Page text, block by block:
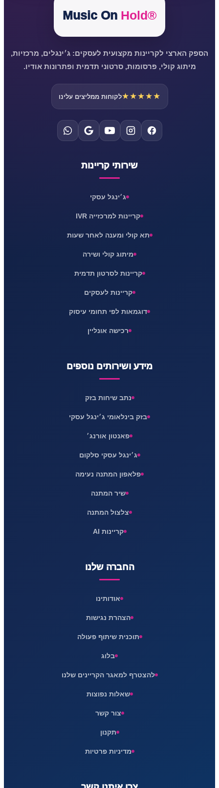
Music On Hold®
הספק הארצי לקריינות מקצועית לעסקים: ג׳ינגלים, מרכזיות,
מיתוג קולי, פרסומות, סרטוני תדמית ופתרונות אודיו.
★★★★★לקוחות ממליצים עלינו
שירותי קריינות
ג׳ינגל עסקי
קריינות למרכזייה IVR
תא קולי ומענה לאחר שעות
מיתוג קולי ושירה
קריינות לסרטון תדמית
קריינות לעסקים
דוגמאות לפי תחומי עיסוק
רכישה אונליין
מידע ושירותים נוספים
נתב שיחות בזק
בזק בינלאומי ג׳ינגל עסקי
פאנטון אורנג׳
ג׳ינגל עסקי סלקום
פלאפון המתנה נעימה
שיר המתנה
צלצול המתנה
קריינות AI
החברה שלנו
אודותינו
הצהרת נגישות
תוכנית שיתוף פעולה
בלוג
להצטרף למאגר הקריינים שלנו
שאלות נפוצות
צור קשר
תקנון
מדיניות פרטיות